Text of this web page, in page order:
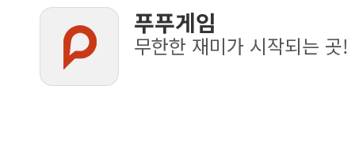
푸푸게임
무한한 재미가 시작되는 곳!